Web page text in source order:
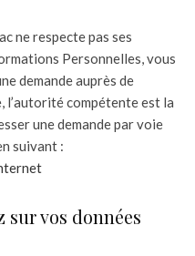
ne respecte pas ses
Personnelles, vous
demande auprès de
l’autorité compétente est la
une demande par voie
suivant :
sur vos données